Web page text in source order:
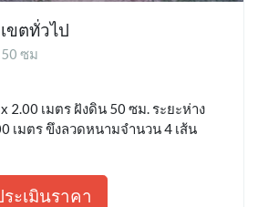
ขตทั่วไป
ซม
2.00 เมตร ฝังดิน 50 ซม. ระยะห่าง
เมตร ขึงลวดหนามจำนวน 4 เส้น
ะเมินราคา